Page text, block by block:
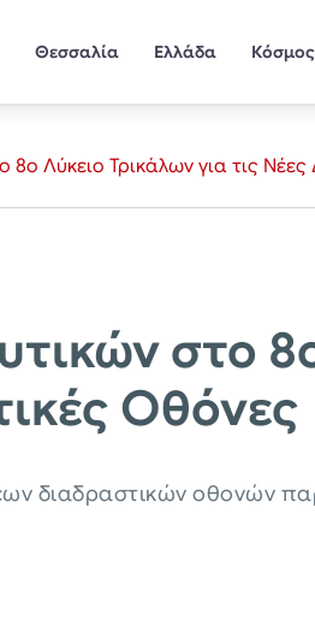
Θεσσαλία Ελλάδα Κόσμος
Λύκειο Τρικάλων για τις
στο
Οθόνες
διαδραστικών οθονών